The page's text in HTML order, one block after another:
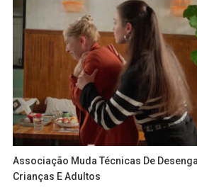
Associação Muda Técnicas De
Crianças E Adultos